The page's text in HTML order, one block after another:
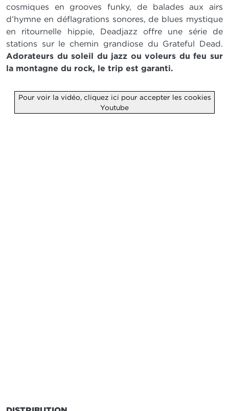
cosmiques en grooves funky, de balades aux airs
d’hymne en déflagrations sonores, de blues mystique
en ritournelle hippie, Deadjazz offre une série de
stations sur le chemin grandiose du Grateful Dead.
Adorateurs du soleil du jazz ou voleurs du feu sur
la montagne du rock, le trip est garanti.
Pour voir la vidéo, cliquez ici pour accepter les cookies
Youtube